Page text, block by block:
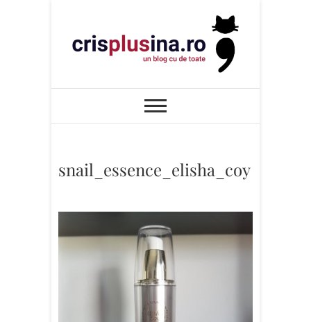
content
Cris+ina
snail_essence_elisha_coy